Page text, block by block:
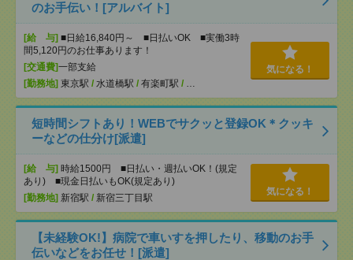
のお手伝い！[アルバイト]
[給 与] ■日給16,840円～ ■日払いOK ■実働3時
間5,120円のお仕事あります！
[交通費]一部支給
[勤務地] 東京駅 / 水道橋駅 / 有楽町駅 / …
気になる！
短時間シフトあり！WEBでサクッと登録OK＊クッキ
ーなどの仕分け[派遣]
[給 与] 時給1500円 ■日払い・週払いOK！(規定
あり) ■現金日払いもOK(規定あり)
[勤務地] 新宿駅 / 新宿三丁目駅
気になる！
【未経験OK!】病院で車いすを押したり、移動のお手
伝いなどをお任せ！[派遣]